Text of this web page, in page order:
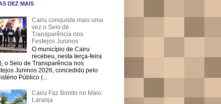
DEZ MAIS
Cairu conquista mais uma
vez o Selo de
Transparência nos
Festejos Juninos
O município de Cairu
recebeu, nesta terça-feira
o Selo de Transparência nos
Juninos 2026, concedido pelo
Público (...
Cairu Faz Bonito no Maio
Laranja